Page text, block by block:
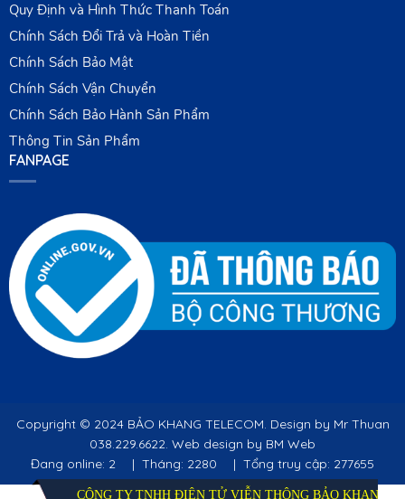
Quy Định và Hình Thức Thanh Toán
Chính Sách Đổi Trả và Hoàn Tiền
Chính Sách Bảo Mật
Chính Sách Vận Chuyển
Chính Sách Bảo Hành Sản Phẩm
Thông Tin Sản Phẩm
FANPAGE
Copyright © 2024 BẢO KHANG TELECOM. Design by Mr Thuan
038.229.6622. Web design by BM Web
Đang online: 2
| Tháng: 2280 | Tổng truy cập: 277655
CÔNG TY TNHH ĐIỆN TỬ VIỄN THÔNG BẢO KHANG